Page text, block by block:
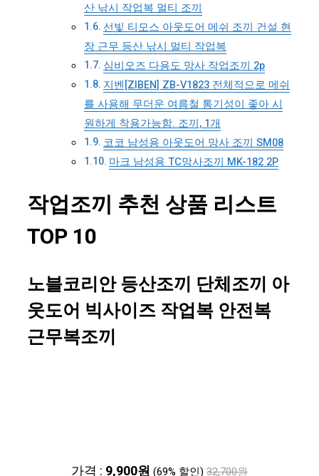
산 낚시 작업복 멀티 조끼
선빛 티모스 아웃도어 메쉬 조끼 건설 현
장 근무 등산 낚시 멀티 작업복
심비오즈 다용도 망사 작업조끼 2p
지벤[ZIBEN] ZB-V1823 전체적으로 메쉬
를 사용해 무더운 여름철 통기성이 좋아 시
원하게 착용가능함. 조끼, 1개
코코 남성용 아웃도어 망사 조끼 SM08
마크 남성용 TC망사조끼 MK-182 2P
작업조끼 추천 상품 리스트
TOP 10
노블코리안 등산조끼 단체조끼 아
웃도어 빅사이즈 작업복 안전복
근무복조끼
가격 : 9,900원 (69% 할인) 32,700원